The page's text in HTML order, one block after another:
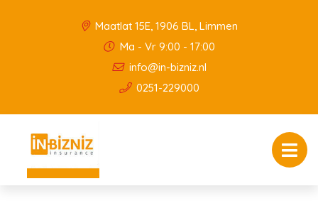
Maatlat 15E, 1906 BL, Limmen
Ma - Vr 9:00 - 17:00
info@in-bizniz.nl
0251-229000